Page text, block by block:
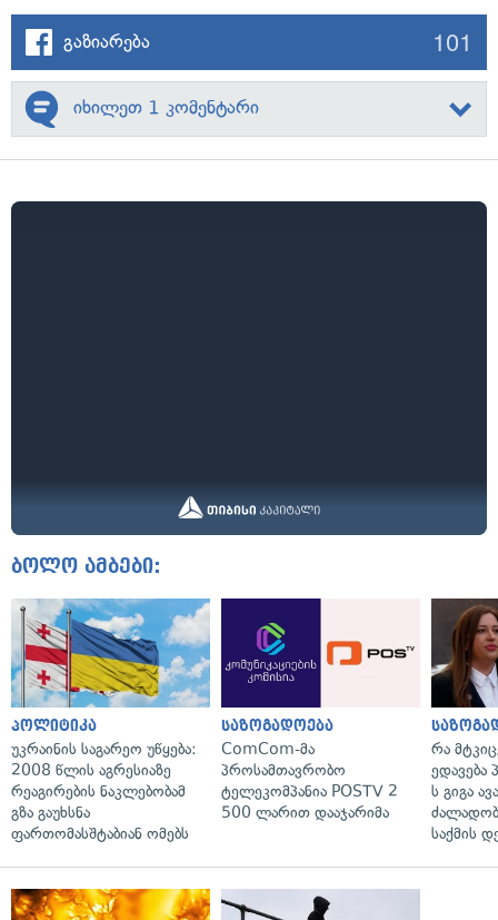
გაზიარება 101
იხილეთ 1 კომენტარი
ბოლო ამბები:
პოლიტიკა
უკრაინის საგარეო უწყება:
2008 წლის აგრესიაზე
რეაგირების ნაკლებობამ
გზა გაუხსნა
ფართომასშტაბიან ომებს
საზოგადოება
ComCom-მა
პროსამთავრობო
ტელეკომპანია POSTV 2
500 ლარით დააჯარიმა
რა
ედავება
ს გიგა
საქმის